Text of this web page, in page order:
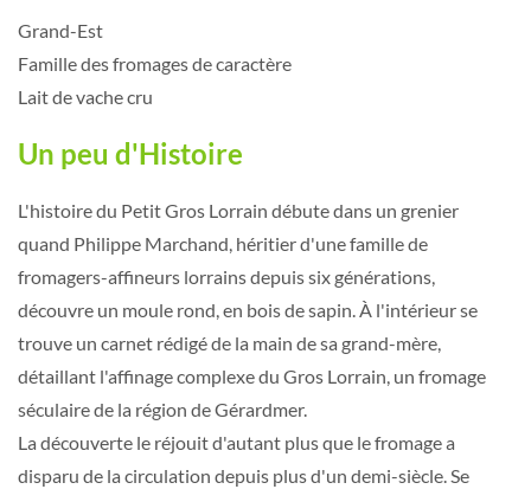
Grand-Est
Famille des fromages de caractère
Lait de vache cru
Un peu d'Histoire
L'histoire du Petit Gros Lorrain débute dans un grenier
quand Philippe Marchand, héritier d'une famille de
fromagers-affineurs lorrains depuis six générations,
découvre un moule rond, en bois de sapin. À l'intérieur se
trouve un carnet rédigé de la main de sa grand-mère,
détaillant l'affinage complexe du Gros Lorrain, un fromage
séculaire de la région de Gérardmer.
La découverte le réjouit d'autant plus que le fromage a
disparu de la circulation depuis plus d'un demi-siècle. Se